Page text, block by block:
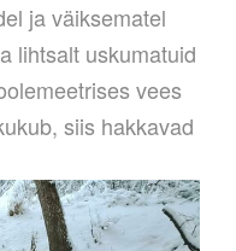
ja väiksematel
lihtsalt uskumatuid
vees
siis hakkavad